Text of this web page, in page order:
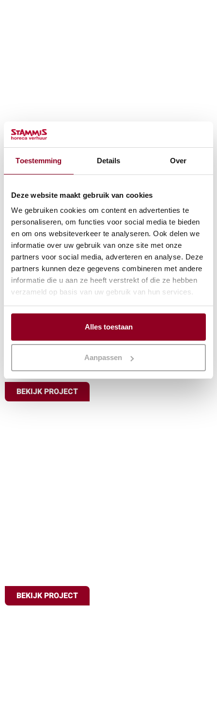
Toestemming Details Over
Deze website maakt gebruik van cookies
We gebruiken cookies om content en advertenties te
personaliseren, om functies voor social media te bieden
en om ons websiteverkeer te analyseren. Ook delen we
informatie over uw gebruik van onze site met onze
partners voor social media, adverteren en analyse. Deze
partners kunnen deze gegevens combineren met andere
informatie die u aan ze heeft verstrekt of die ze hebben
verzameld op basis van uw gebruik van hun services.
Alles toestaan
Aanpassen
Festival
Alkmaar
Jubileum
Alkmaar Podium Victorie
BEKIJK PROJECT
BEKIJK PROJECT